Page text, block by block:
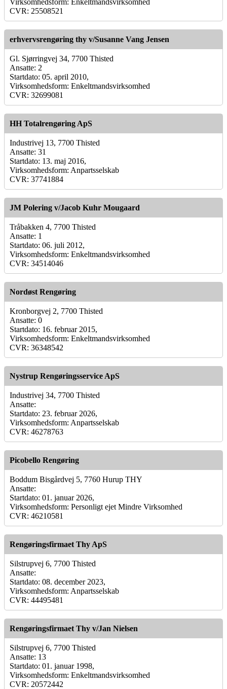
CVR: 25508521
erhvervsrengøring thy v/Susanne Vang Jensen
Gl. Sjørringvej 34, 7700 Thisted
Ansatte: 2
Startdato: 05. april 2010,
Virksomhedsform: Enkeltmandsvirksomhed
CVR: 32699081
HH Totalrengøring ApS
Industrivej 13, 7700 Thisted
Ansatte: 31
Startdato: 13. maj 2016,
Virksomhedsform: Anpartsselskab
CVR: 37741884
JM Polering v/Jacob Kuhr Mougaard
Tråbakken 4, 7700 Thisted
Ansatte: 1
Startdato: 06. juli 2012,
Virksomhedsform: Enkeltmandsvirksomhed
CVR: 34514046
Nordøst Rengøring
Kronborgvej 2, 7700 Thisted
Ansatte: 0
Startdato: 16. februar 2015,
Virksomhedsform: Enkeltmandsvirksomhed
CVR: 36348542
Nystrup Rengøringsservice ApS
Industrivej 34, 7700 Thisted
Ansatte:
Startdato: 23. februar 2026,
Virksomhedsform: Anpartsselskab
CVR: 46278763
Picobello Rengøring
Boddum Bisgårdvej 5, 7760 Hurup THY
Ansatte:
Startdato: 01. januar 2026,
Virksomhedsform: Personligt ejet Mindre Virksomhed
CVR: 46210581
Rengøringsfirmaet Thy ApS
Silstrupvej 6, 7700 Thisted
Ansatte:
Startdato: 08. december 2023,
Virksomhedsform: Anpartsselskab
CVR: 44495481
Rengøringsfirmaet Thy v/Jan Nielsen
Silstrupvej 6, 7700 Thisted
Ansatte: 13
Startdato: 01. januar 1998,
Virksomhedsform: Enkeltmandsvirksomhed
CVR: 20572442